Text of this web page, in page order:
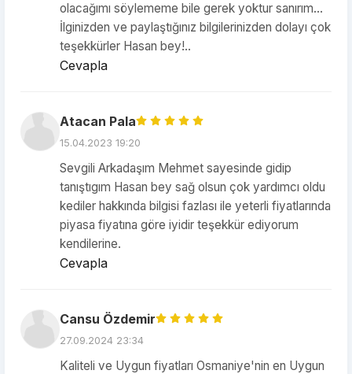
olacağımı söylememe bile gerek yoktur sanırım...
İlginizden ve paylaştığınız bilgilerinizden dolayı çok
teşekkürler Hasan bey!..
Cevapla
Atacan Pala
15.04.2023 19:20
Sevgili Arkadaşım Mehmet sayesinde gidip
tanıştıgım Hasan bey sağ olsun çok yardımcı oldu
kediler hakkında bilgisi fazlası ile yeterli fiyatlarında
piyasa fiyatına göre iyidir teşekkür ediyorum
kendilerine.
Cevapla
Cansu Özdemir
27.09.2024 23:34
Kaliteli ve Uygun fiyatları Osmaniye'nin en Uygun